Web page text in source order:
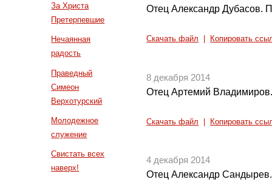
За Христа
Претерпевшие
Нечаянная
радость
Праведный
Симеон
Верхотурский
Молодежное
служение
Свистать всех
наверх!
Отец Александр Дубасов.
Скачать файл Копировать
8 декабря 2014
Отец Артемий
Скачать файл Копировать
4 декабря 2014
Отец Александр